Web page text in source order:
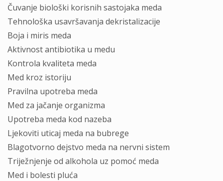
Čuvanje biološki korisnih sastojaka meda
Tehnološka usavršavanja dekristalizacije
Boja i miris meda
Aktivnost antibiotika u medu
Kontrola kvaliteta meda
Med kroz istoriju
Pravilna upotreba meda
Med za jačanje organizma
Upotreba meda kod nazeba
Ljekoviti uticaj meda na bubrege
Blagotvorno dejstvo meda na nervni sistem
Triježnjenje od alkohola uz pomoć meda
Med i bolesti pluća